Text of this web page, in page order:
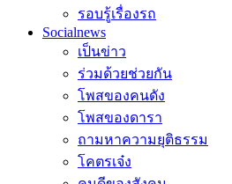
รอบรู้เรื่องรถ
Socialnews
เป็นข่าว
ร่วมด้วยช่วยกัน
โพสของคนดัง
โพสของดารา
ถามหาความยุติธรรม
โคตรเจ๋ง